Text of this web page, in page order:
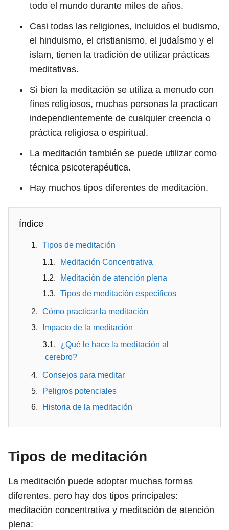
todo el mundo durante miles de años.
Casi todas las religiones, incluidos el budismo,
el hinduismo, el cristianismo, el judaísmo y el
islam, tienen la tradición de utilizar prácticas
meditativas.
Si bien la meditación se utiliza a menudo con
fines religiosos, muchas personas la practican
independientemente de cualquier creencia o
práctica religiosa o espiritual.
La meditación también se puede utilizar como
técnica psicoterapéutica.
Hay muchos tipos diferentes de meditación.
Índice
Tipos de meditación
Meditación Concentrativa
Meditación de atención plena
Tipos de meditación específicos
Cómo practicar la meditación
Impacto de la meditación
¿Qué le hace la meditación al
cerebro?
Consejos para meditar
Peligros potenciales
Historia de la meditación
Tipos de meditación
La meditación puede adoptar muchas formas
diferentes, pero hay dos tipos principales:
meditación concentrativa y meditación de atención
plena: